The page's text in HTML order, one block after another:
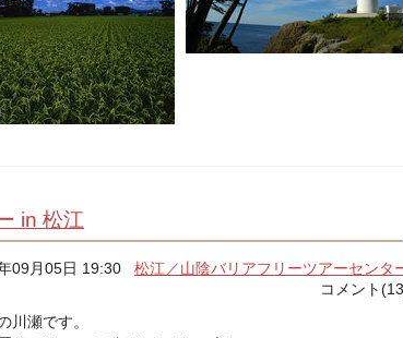
in 松江
09月05日 19:30松江／山陰バリアフリーツアーセンタ
コメント
川瀬です。